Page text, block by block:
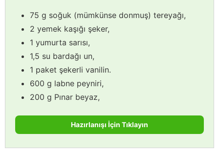
75 g soğuk (mümkünse donmuş) tereyağı,
2 yemek kaşığı şeker,
1 yumurta sarısı,
1,5 su bardağı un,
1 paket şekerli vanilin.
600 g labne peyniri,
200 g Pınar beyaz,
Hazırlanışı İçin Tıklayın